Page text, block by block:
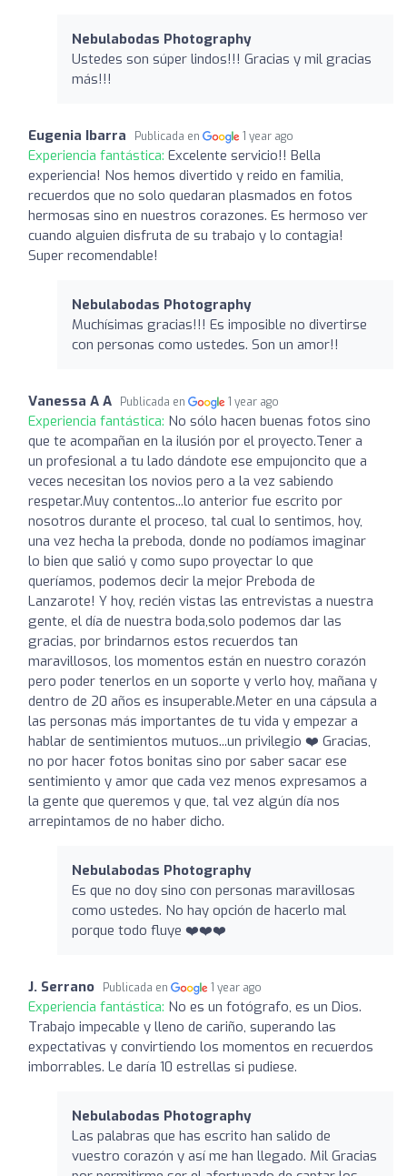
Nebulabodas Photography
Ustedes son súper lindos!!! Gracias y mil gracias
más!!!
Eugenia Ibarra Publicada en 1 year ago
Experiencia fantástica: Excelente servicio!! Bella
experiencia! Nos hemos divertido y reido en familia,
recuerdos que no solo quedaran plasmados en fotos
hermosas sino en nuestros corazones. Es hermoso ver
cuando alguien disfruta de su trabajo y lo contagia!
Super recomendable!
Nebulabodas Photography
Muchísimas gracias!!! Es imposible no divertirse
con personas como ustedes. Son un amor!!
Vanessa A A Publicada en 1 year ago
Experiencia fantástica: No sólo hacen buenas fotos sino
que te acompañan en la ilusión por el proyecto.Tener a
un profesional a tu lado dándote ese empujoncito que a
veces necesitan los novios pero a la vez sabiendo
respetar.Muy contentos...lo anterior fue escrito por
nosotros durante el proceso, tal cual lo sentimos, hoy,
una vez hecha la preboda, donde no podíamos imaginar
lo bien que salió y como supo proyectar lo que
queríamos, podemos decir la mejor Preboda de
Lanzarote! Y hoy, recién vistas las entrevistas a nuestra
gente, el día de nuestra boda,solo podemos dar las
gracias, por brindarnos estos recuerdos tan
maravillosos, los momentos están en nuestro corazón
pero poder tenerlos en un soporte y verlo hoy, mañana y
dentro de 20 años es insuperable.Meter en una cápsula a
las personas más importantes de tu vida y empezar a
hablar de sentimientos mutuos...un privilegio ❤️ Gracias,
no por hacer fotos bonitas sino por saber sacar ese
sentimiento y amor que cada vez menos expresamos a
la gente que queremos y que, tal vez algún día nos
arrepintamos de no haber dicho.
Nebulabodas Photography
Es que no doy sino con personas maravillosas
como ustedes. No hay opción de hacerlo mal
porque todo fluye ❤️❤️❤️
J. Serrano Publicada en 1 year ago
Experiencia fantástica: No es un fotógrafo, es un Dios.
Trabajo impecable y lleno de cariño, superando las
expectativas y convirtiendo los momentos en recuerdos
imborrables. Le daría 10 estrellas si pudiese.
Nebulabodas Photography
Las palabras que has escrito han salido de
vuestro corazón y así me han llegado. Mil Gracias